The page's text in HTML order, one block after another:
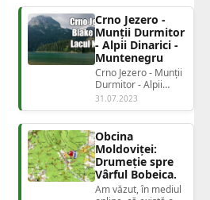
Crno Jezero -
Munții Durmitor
- Alpii Dinarici -
Muntenegru
Crno Jezero - Munții
Durmitor - Alpii
Dinarici -
Muntenegru U...
31.07.2023
Obcina
Moldoviței:
Drumeție spre
Vârful Bobeica.
Am văzut, în mediul